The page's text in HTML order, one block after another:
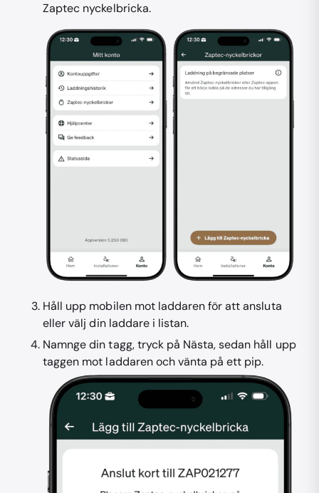
Zaptec nyckelbricka.
Håll upp mobilen mot laddaren för att ansluta
eller välj din laddare i listan.
Namnge din tagg, tryck på Nästa, sedan håll upp
taggen mot laddaren och vänta på ett pip.